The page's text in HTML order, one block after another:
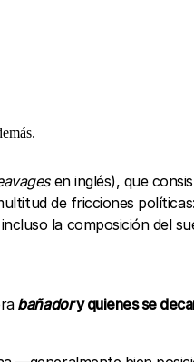
en inglés), que
de fricciones
la composición del
bañadory quienes se